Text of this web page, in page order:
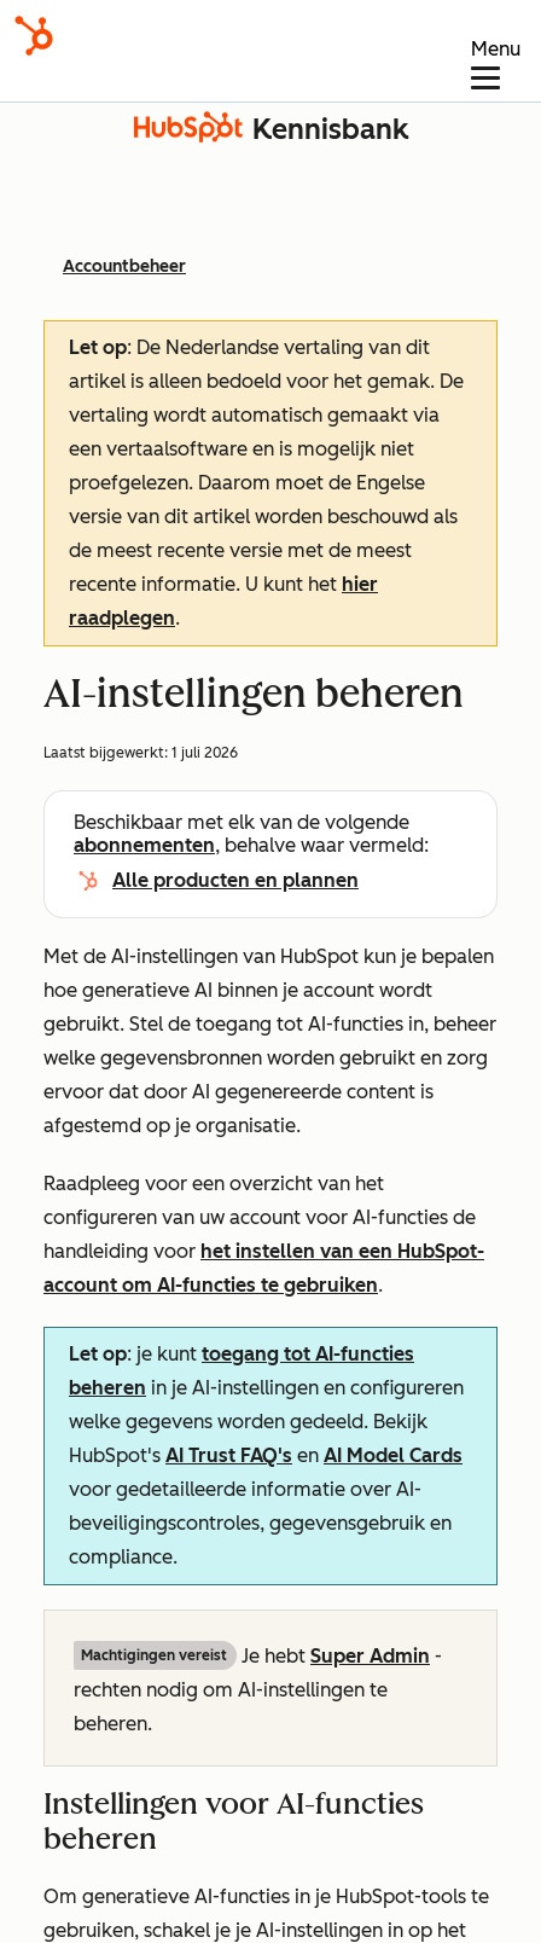
Menu
Kennisbank
Accountbeheer
Let op: De Nederlandse vertaling van dit
artikel is alleen bedoeld voor het gemak. De
vertaling wordt automatisch gemaakt via
een vertaalsoftware en is mogelijk niet
proefgelezen. Daarom moet de Engelse
versie van dit artikel worden beschouwd als
de meest recente versie met de meest
recente informatie. U kunt het hier
raadplegen.
AI-instellingen beheren
Laatst bijgewerkt: 1 juli 2026
Beschikbaar met elk van de volgende
abonnementen, behalve waar vermeld:
Alle producten en plannen
Met de AI-instellingen van HubSpot kun je bepalen
hoe generatieve AI binnen je account wordt
gebruikt. Stel de toegang tot AI-functies in, beheer
welke gegevensbronnen worden gebruikt en zorg
ervoor dat door AI gegenereerde content is
afgestemd op je organisatie.
Raadpleeg voor een overzicht van het
configureren van uw account voor AI-functies de
handleiding voor het instellen van een HubSpot-
account om AI-functies te gebruiken.
Let op: je kunt toegang tot AI-functies
beheren in je AI-instellingen en configureren
welke gegevens worden gedeeld. Bekijk
HubSpot's AI Trust FAQ's en AI Model Cards
voor gedetailleerde informatie over AI-
beveiligingscontroles, gegevensgebruik en
compliance.
Machtigingen vereist Je hebt Super Admin -
rechten nodig om AI-instellingen te
beheren.
Instellingen voor AI-functies
beheren
Om generatieve AI-functies in je HubSpot-tools te
gebruiken, schakel je je AI-instellingen in op het